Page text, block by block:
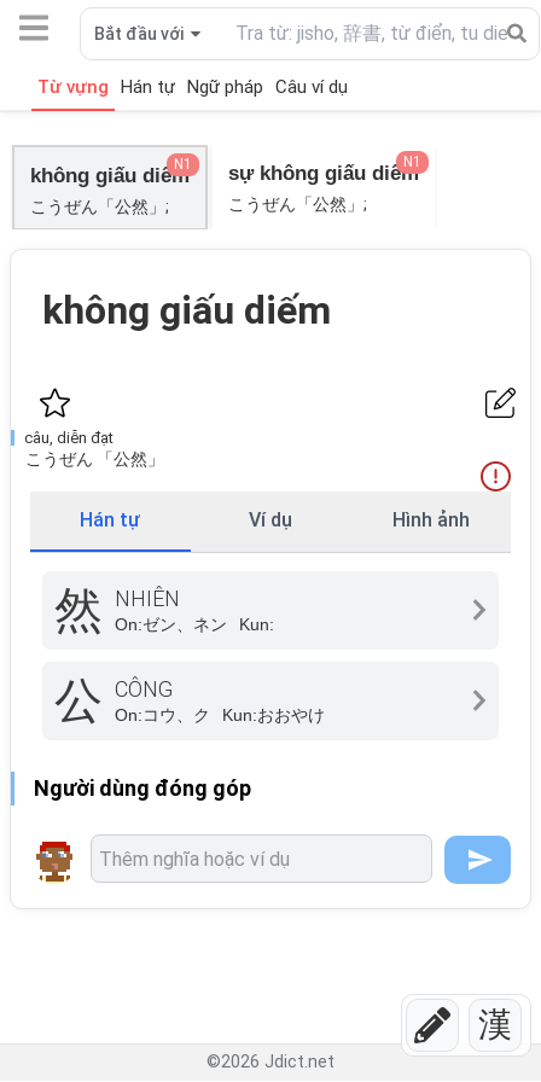
漢
Bắt đầu với
Từ vựng Hán tự Ngữ pháp Câu ví dụ
không giấu diếm
こうぜん「公然」;
N1 sự không giấu diếm
こうぜん「公然」;
N1
không giấu diếm
câu, diễn đạt
こうぜん 「公然」
Hán tự Ví dụ Hình ảnh
然 NHIÊN
On:ゼン、ネン Kun:
公 CÔNG
On:コウ、ク Kun:おおやけ
Người dùng đóng góp
©2026 Jdict.net